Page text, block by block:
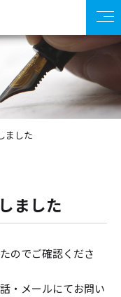
ました
ました
のでご確認くださ
・メールにてお問い